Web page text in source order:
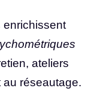
enrichissent
ateliers
réseautage.